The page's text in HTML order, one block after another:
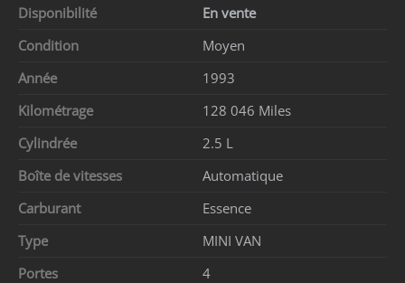
Disponibilité
En vente
Condition
Moyen
Année
1993
Kilométrage
128 046 Miles
Cylindrée
2.5 L
Boîte de vitesses
Automatique
Carburant
Essence
Type
MINI VAN
Portes
4